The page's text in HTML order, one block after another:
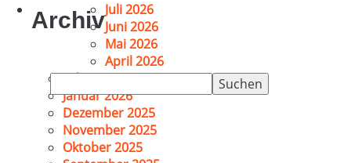
Suchen
nach:
ArchivJuli 2026
Juni 2026
Mai 2026
April 2026
Februar 2026
Januar 2026
Dezember 2025
November 2025
Oktober 2025